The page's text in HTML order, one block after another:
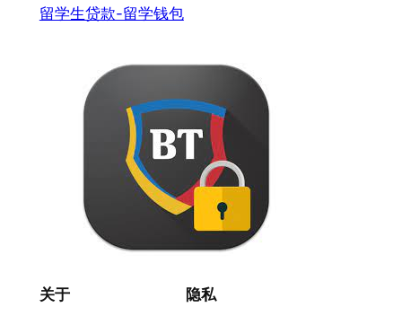
留学生贷款-留学钱包
关于 隐私